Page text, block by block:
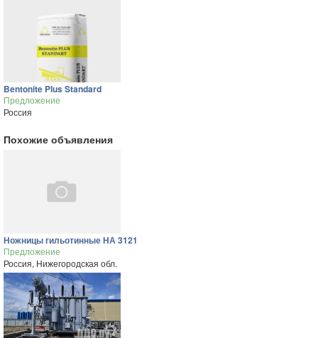
Bentonite Plus Standard
Предложение
Россия
Похожие объявления
Ножницы гильотинные НА 3121
Предложение
Россия, Нижегородская обл.